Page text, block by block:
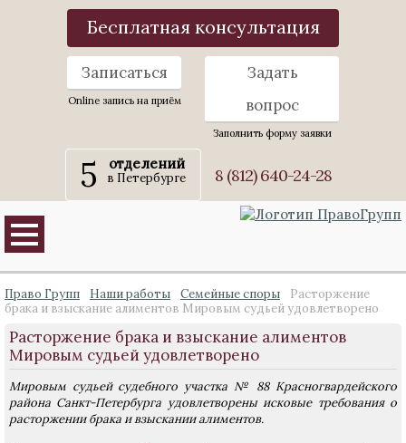
Бесплатная консультация
Записаться
Online запись на приём
Задать
вопрос
Заполнить форму заявки
5 отделений
в Петербурге 8 (812) 640-24-28
Право Групп Наши работы Семейные споры
Расторжение
брака и взыскание алиментов Мировым судьей удовлетворено
Расторжение брака и взыскание алиментов
Мировым судьей удовлетворено
Мировым судьей судебного участка № 88 Красногвардейского
района Санкт-Петербурга удовлетворены исковые требования о
расторжении брака и взыскании алиментов.